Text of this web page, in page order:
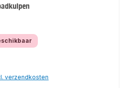
verzendkosten